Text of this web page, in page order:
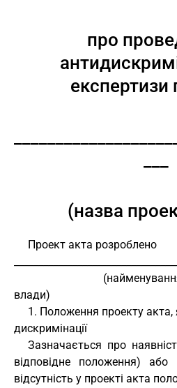
про
експертизи
(назва
влади)
дискримінації
відповідне   положення)   або
відсутність у проекті акта